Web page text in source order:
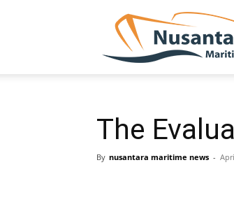
The
By nusantara maritime news -